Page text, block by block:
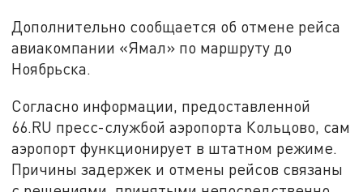
Дополнительно сообщается об отмене рейса
авиакомпании «Ямал» по маршруту до
Ноябрьска.
Согласно информации, предоставленной
66.RU пресс-службой аэропорта Кольцово, сам
аэропорт функционирует в штатном режиме.
Причины задержек и отмены рейсов связаны